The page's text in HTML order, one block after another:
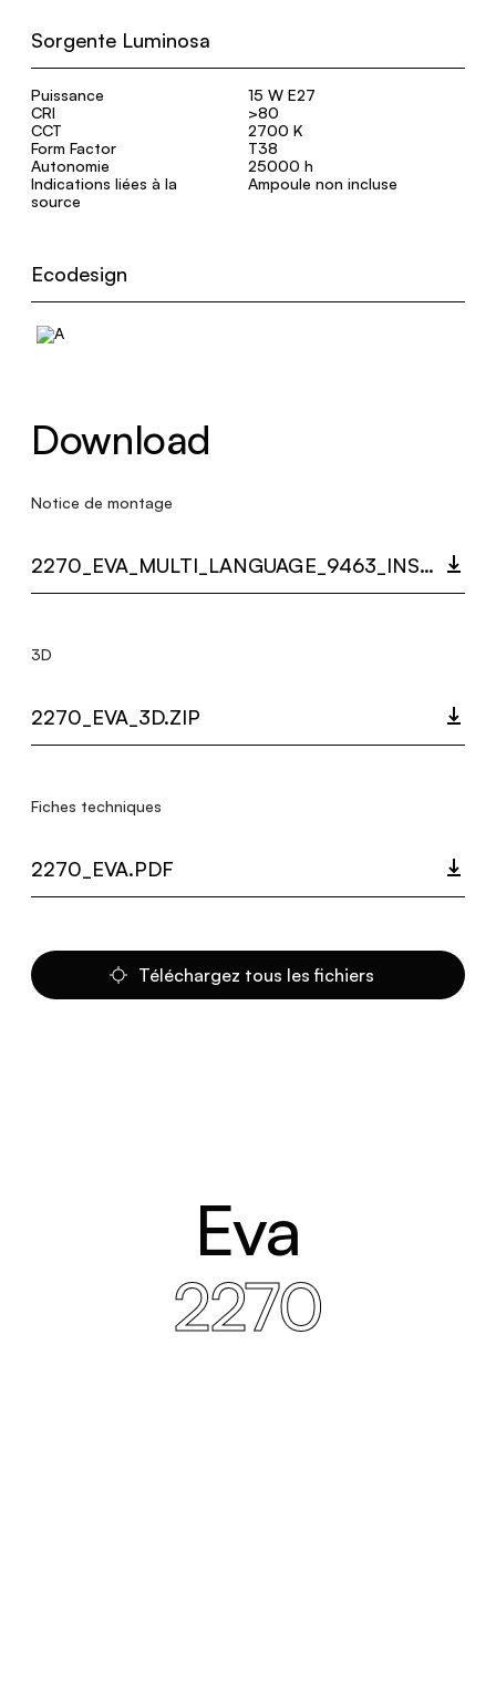
Sorgente Luminosa
Puissance
15 W E27
CRI
>80
CCT
2700 K
Form Factor
T38
Autonomie
25000 h
Indications liées à la
source
Ampoule non incluse
Ecodesign
Download
Notice de montage
2270_EVA_MULTI_LANGUAGE_9463_INST.PDF
3D
2270_EVA_3D.ZIP
Fiches techniques
2270_EVA.PDF
Téléchargez tous les fichiers
Eva
2270